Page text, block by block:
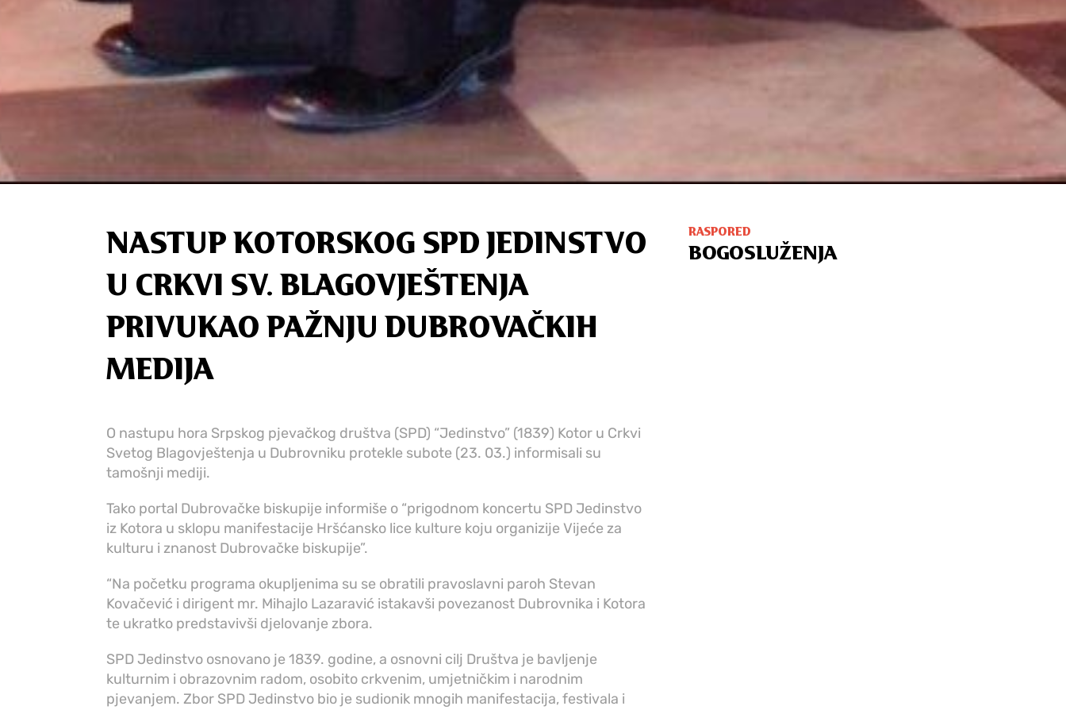
NASTUP KOTORSKOG SPD JEDINSTVO
U CRKVI SV. BLAGOVJEŠTENJA
PRIVUKAO PAŽNJU DUBROVAČKIH
MEDIJA
O nastupu hora Srpskog pjevačkog društva (SPD) “Jedinstvo” (1839) Kotor u Crkvi
Svetog Blagovještenja u Dubrovniku protekle subote (23. 03.) informisali su
tamošnji mediji.
Tako portal Dubrovačke biskupije informiše o “prigodnom koncertu SPD Jedinstvo
iz Kotora u sklopu manifestacije Hršćansko lice kulture koju organizije Vijeće za
kulturu i znanost Dubrovačke biskupije”.
“Na početku programa okupljenima su se obratili pravoslavni paroh Stevan
Kovačević i dirigent mr. Mihajlo Lazaravić istakavši povezanost Dubrovnika i Kotora
te ukratko predstavivši d‌jelovanje zbora.
SPD Jedinstvo osnovano je 1839. godine, a osnovni cilj Društva je bavljenje
kulturnim i obrazovnim radom, osobito crkvenim, umjetničkim i narodnim
pjevanjem. Zbor SPD Jedinstvo bio je sudionik mnogih manifestacija, festivala i
RASPORED
BOGOSLUŽENJA